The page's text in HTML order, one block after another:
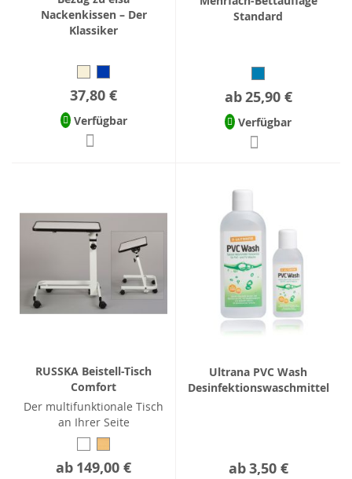
Nackenkissen – Der
Klassiker
37,80 €
Verfügbar
Standard
ab25,90 €
Verfügbar
RUSSKA Beistell-Tisch
Comfort
Der multifunktionale Tisch
an Ihrer Seite
ab 149,00 €
Ultrana PVC Wash
Desinfektionswaschmittel
ab3,50 €